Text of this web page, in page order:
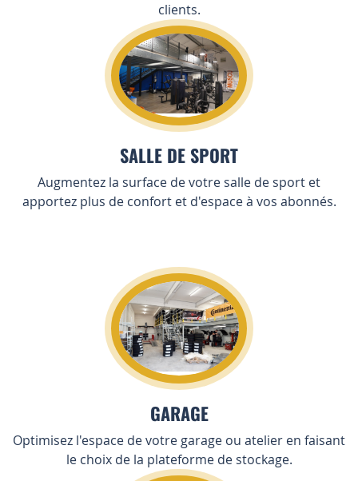
clients.
SALLE DE SPORT
Augmentez la surface de votre salle de sport et
apportez plus de confort et d'espace à vos abonnés.
GARAGE
Optimisez l'espace de votre garage ou atelier en faisant
le choix de la plateforme de stockage.